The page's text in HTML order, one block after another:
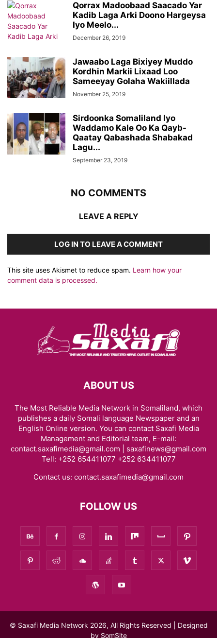
Qorrax Madoobaad Saacado Yar
Kadib Laga Arki Doono Hargeysa
Iyo Meelo...
December 26, 2019
Jawaabo Laga Bixiyey Muddo
Kordhin Markii Lixaad Loo
Sameeyay Golaha Wakiillada
November 25, 2019
Sirdoonka Somaliland Iyo
Waddamo Kale Oo Ka Qayb-
Qaatay Qabashada Shabakad
Lagu...
September 23, 2019
NO COMMENTS
LEAVE A REPLY
LOG IN TO LEAVE A COMMENT
This site uses Akismet to reduce spam. Learn how your
comment data is processed.
ABOUT US
The Most Reliable Media Network in Somaliland, which
publishes a daily Somali language Newspaper and an
English Online version. You can contact Saxafi Media
Management and Editorial team, E-mail:
contact.saxafimedia@gmail.com | saxafinews@gmail.com
Tell: +252 654411077 +252 634411077
Contact us: contact.saxafimedia@gmail.com
FOLLOW US
© Saxafi Media Network 2026, All Rights Reserved | Designed
by SomSite